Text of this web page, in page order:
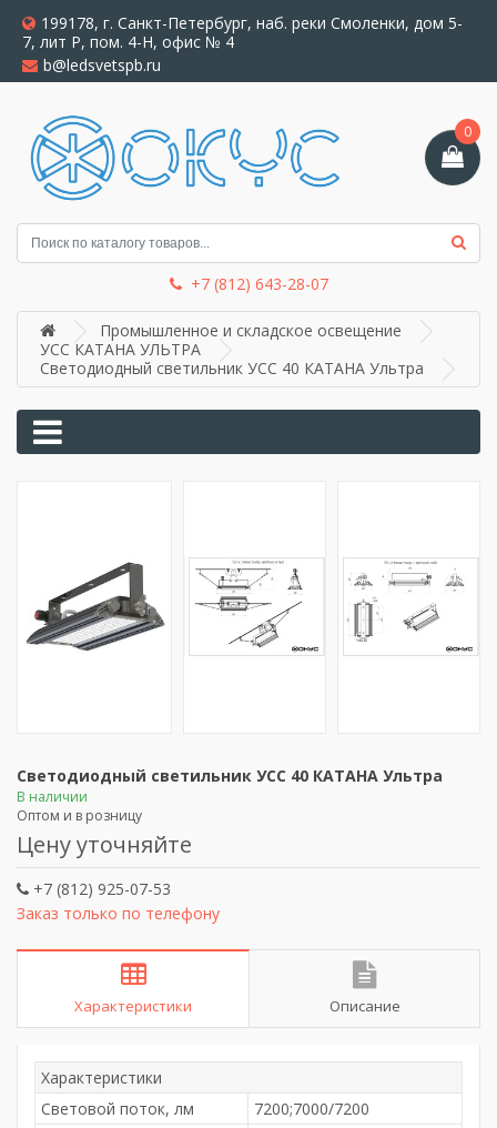
199178, г. Санкт-Петербург, наб. реки Смоленки, дом 5-
7, лит Р, пом. 4-Н, офис № 4
b@ledsvetspb.ru
+7 (812) 643-28-07
0
Промышленное и складское освещение
УСС КАТАНА УЛЬТРА
Светодиодный светильник УСС 40 КАТАНА Ультра
Светодиодный светильник УСС 40 КАТАНА Ультра
В наличии
Оптом и в розницу
Цену уточняйте
+7 (812) 925-07-53
Заказ только по телефону
Характеристики Описание
Характеристики
Световой поток, лм
7200;7000/7200